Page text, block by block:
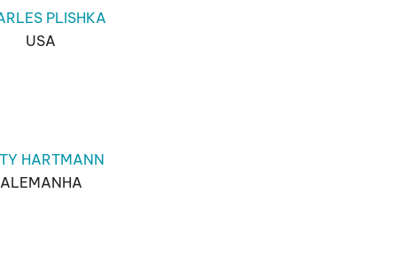
PLISHKA
USA
HARTMANN
ALEMANHA